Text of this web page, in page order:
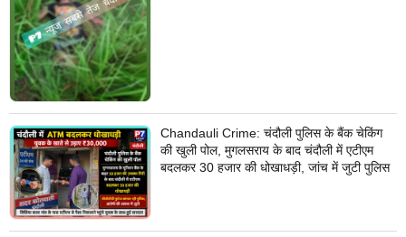
Chandauli Crime: चंदौली पुलिस के बैंक चेकिंग
की खुली पोल, मुगलसराय के बाद चंदौली में एटीएम
बदलकर 30 हजार की धोखाधड़ी, जांच में जुटी पुलिस